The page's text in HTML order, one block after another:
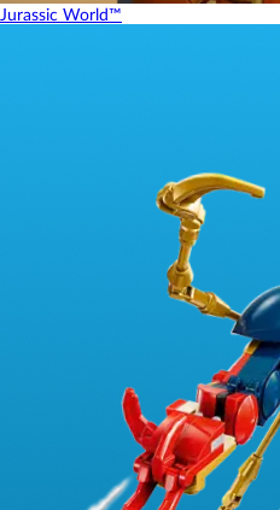
Jurassic World™